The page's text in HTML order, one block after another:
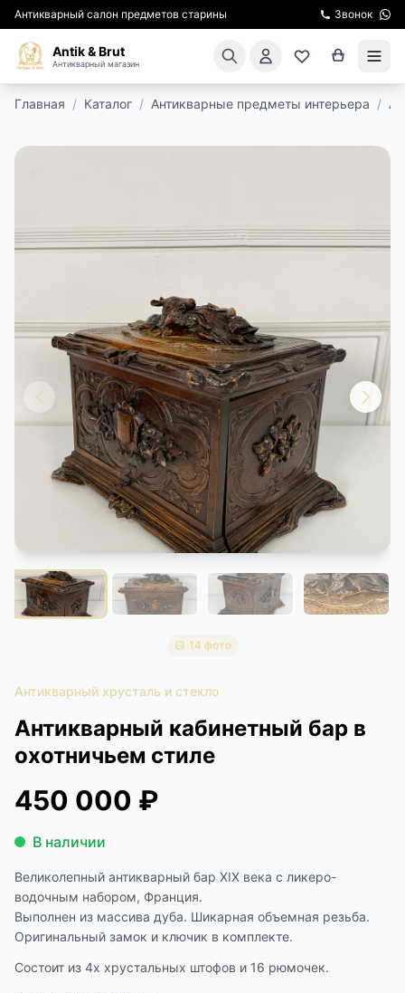
Антикварный салон предметов старины Звонок
Antik & Brut
Антикварный магазин
КИНОСЪЕМКА
РЕСТАВРАЦИЯ
КУРСЫ ПО РЕСТАВРАЦИИ
КОНТАКТЫ
ДОСТАВКА И ОПЛАТА
Главная / Каталог / Антикварные предметы интерьера /
14 фото
Антикварный хрусталь и стекло
Антикварный кабинетный бар в
охотничьем стиле
450 000 ₽
В наличии
Великолепный антикварный бар XIX века с ликеро-
водочным набором, Франция.
Выполнен из массива дуба. Шикарная объемная резьба.
Оригинальный замок и ключик в комплекте.
Состоит из 4х хрустальных штофов и 16 рюмочек.